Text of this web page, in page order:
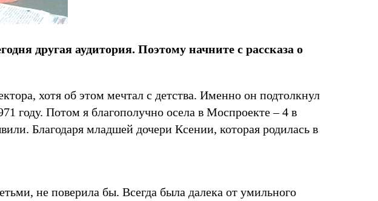
другая аудитория. Поэтому начните с рассказа о
хотя об этом мечтал с детства. Именно он подтолкнул
году. Потом я благополучно осела в Моспроекте – 4 в
Благодаря младшей дочери Ксении, которая родилась в
не поверила бы. Всегда была далека от умильного